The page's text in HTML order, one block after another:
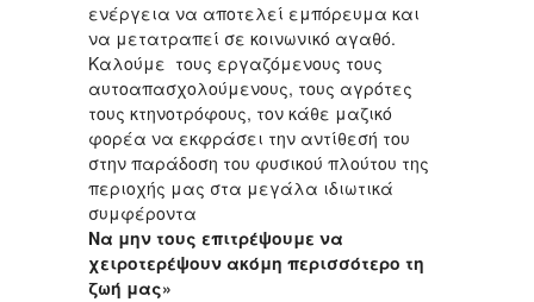
ενέργεια να αποτελεί εμπόρευμα και
να μετατραπεί σε κοινωνικό αγαθό.
Καλούμε τους εργαζόμενους τους
αυτοαπασχολούμενους, τους αγρότες
τους κτηνοτρόφους, τον κάθε μαζικό
φορέα να εκφράσει την αντίθεσή του
στην παράδοση του φυσικού πλούτου της
περιοχής μας στα μεγάλα ιδιωτικά
συμφέροντα
Να μην τους επιτρέψουμε να
χειροτερέψουν ακόμη περισσότερο τη
ζωή μας»